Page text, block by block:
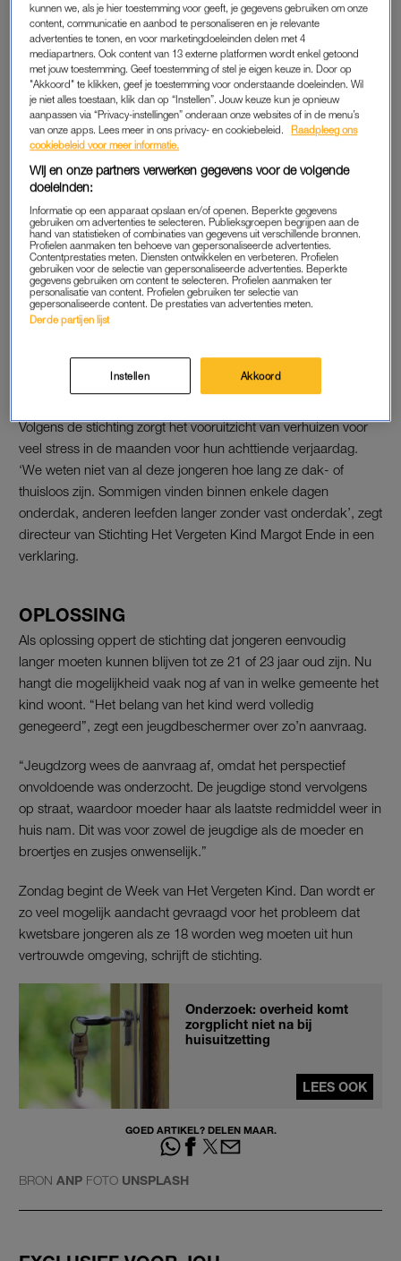
Ongeveer twee derde moest ook echt weg uit de zorglocatie
waar ze woonden en 22 procent werd dak- of thuisloos,
volgens de stichting.
Het Vergeten Kind zegt dat het om kwetsbare jongeren gaat
die vaak niet of nauwelijks een vangnet hebben. Als ze 18
worden valt de zorg weg, omdat ze dan volwassen zijn en voor
zichzelf zouden moeten kunnen zorgen. ‘Een oneerlijke en
risicovolle start van een volwassen bestaan’, schrijft Het
Kinderen verhuizen gemiddeld
vier keer binnen jeugdzorg
DAKLOOS
Volgens de stichting zorgt het vooruitzicht van verhuizen voor
veel stress in de maanden voor hun achttiende verjaardag.
‘We weten niet van al deze jongeren hoe lang ze dak- of
thuisloos zijn. Sommigen vinden binnen enkele dagen
onderdak, anderen leefden langer zonder vast onderdak’, zegt
directeur van Stichting Het Vergeten Kind Margot Ende in een
verklaring.
OPLOSSING
Als oplossing oppert de stichting dat jongeren eenvoudig
langer moeten kunnen blijven tot ze 21 of 23 jaar oud zijn. Nu
hangt die mogelijkheid vaak nog af van in welke gemeente het
kind woont. “Het belang van het kind werd volledig
genegeerd”, zegt een jeugdbeschermer over zo’n aanvraag.
“Jeugdzorg wees de aanvraag af, omdat het perspectief
onvoldoende was onderzocht. De jeugdige stond vervolgens
op straat, waardoor moeder haar als laatste redmiddel weer in
huis nam. Dit was voor zowel de jeugdige als de moeder en
broertjes en zusjes onwenselijk.”
Zondag begint de Week van Het Vergeten Kind. Dan wordt er
zo veel mogelijk aandacht gevraagd voor het probleem dat
kwetsbare jongeren als ze 18 worden weg moeten uit hun
vertrouwde omgeving, schrijft de stichting.
Onderzoek: overheid komt
zorgplicht niet na bij
huisuitzetting
LEES OOK
GOED ARTIKEL? DELEN MAAR.
BRON ANP FOTO UNSPLASH
kunnen we, als je hier toestemming voor geeft, je gegevens gebruiken om onze
content, communicatie en aanbod te personaliseren en je relevante
advertenties te tonen, en voor marketingdoeleinden delen met 4
mediapartners. Ook content van 13 externe platformen wordt enkel getoond
met jouw toestemming. Geef toestemming of stel je eigen keuze in. Door op
"Akkoord" te klikken, geef je toestemming voor onderstaande doeleinden. Wil
je niet alles toestaan, klik dan op “Instellen”. Jouw keuze kun je opnieuw
aanpassen via “Privacy-instellingen” onderaan onze websites of in de menu’s
van onze apps. Lees meer in ons privacy- en cookiebeleid.
Raadpleeg ons
cookiebeleid voor meer informatie.
Wij en onze partners verwerken gegevens voor de volgende
doeleinden:
Informatie op een apparaat opslaan en/of openen. Beperkte gegevens
gebruiken om advertenties te selecteren. Publieksgroepen begrijpen aan de
hand van statistieken of combinaties van gegevens uit verschillende bronnen.
Profielen aanmaken ten behoeve van gepersonaliseerde advertenties.
Contentprestaties meten. Diensten ontwikkelen en verbeteren. Profielen
gebruiken voor de selectie van gepersonaliseerde advertenties. Beperkte
gegevens gebruiken om content te selecteren. Profielen aanmaken ter
personalisatie van content. Profielen gebruiken ter selectie van
gepersonaliseerde content. De prestaties van advertenties meten.
Derde partijen lijst
Instellen Akkoord